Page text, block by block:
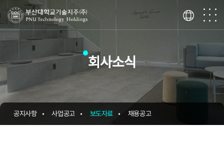
회사소식
공지사항 사업공고 보도자료 채용공고